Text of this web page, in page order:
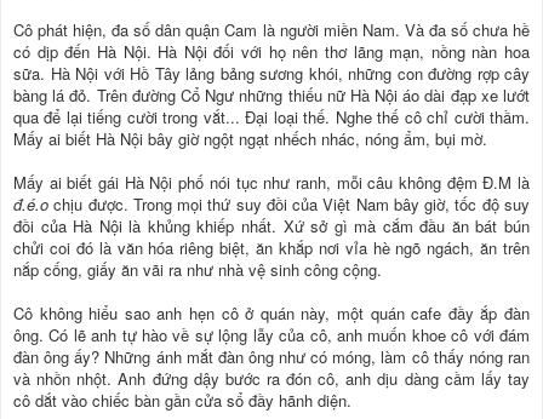
Cô phát hiện, đa số dân quận Cam là người miền Nam. Và đa số chưa hề
có dịp đến Hà Nội. Hà Nội đối với họ nên thơ lãng mạn, nồng nàn hoa
sữa. Hà Nội với Hồ Tây lảng bảng sương khói, những con đường rợp cây
bàng lá đỏ. Trên đường Cổ Ngư những thiếu nữ Hà Nội áo dài đạp xe lướt
qua để lại tiếng cười trong vắt... Đại loại thế. Nghe thế cô chỉ cười thầm.
Mấy ai biết Hà Nội bây giờ ngột ngạt nhếch nhác, nóng ẩm, bụi mờ.
Mấy ai biết gái Hà Nội phố nói tục như ranh, mỗi câu không đệm Đ.M là
đ.é.o chịu được. Trong mọi thứ suy đồi của Việt Nam bây giờ, tốc độ suy
đồi của Hà Nội là khủng khiếp nhất. Xứ sở gì mà cắm đầu ăn bát bún
chửi coi đó là văn hóa riêng biệt, ăn khắp nơi vỉa hè ngõ ngách, ăn trên
nắp cống, giấy ăn vãi ra như nhà vệ sinh công cộng.
Cô không hiểu sao anh hẹn cô ở quán này, một quán cafe đầy ắp đàn
ông. Có lẽ anh tự hào về sự lộng lẫy của cô, anh muốn khoe cô với đám
đàn ông ấy? Những ánh mắt đàn ông như có móng, làm cô thấy nóng ran
và nhồn nhột. Anh đứng dậy bước ra đón cô, anh dịu dàng cầm lấy tay
cô dắt vào chiếc bàn gần cửa sổ đầy hãnh diện.